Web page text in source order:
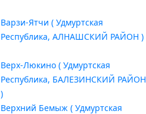
Варзи-Ятчи ( Удмуртская
Республика, АЛНАШСКИЙ РАЙОН )
Верх-Люкино ( Удмуртская
Республика, БАЛЕЗИНСКИЙ РАЙОН
)
Верхний Бемыж ( Удмуртская